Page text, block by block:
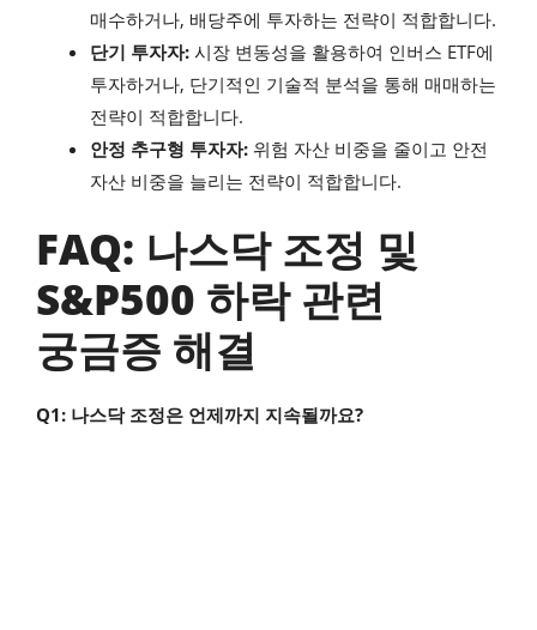
매수하거나, 배당주에 투자하는 전략이 적합합니다.
단기 투자자: 시장 변동성을 활용하여 인버스 ETF에
투자하거나, 단기적인 기술적 분석을 통해 매매하는
전략이 적합합니다.
안정 추구형 투자자: 위험 자산 비중을 줄이고 안전
자산 비중을 늘리는 전략이 적합합니다.
FAQ: 나스닥 조정 및
S&P500 하락 관련
궁금증 해결
Q1: 나스닥 조정은 언제까지 지속될까요?